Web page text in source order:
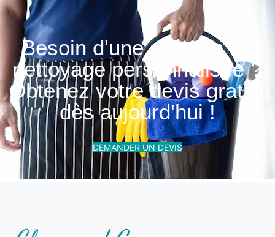
Besoin d'une solution de
nettoyage personnalisée ?
Obtenez votre devis gratuit
dès aujourd'hui !
DEMANDER UN DEVIS